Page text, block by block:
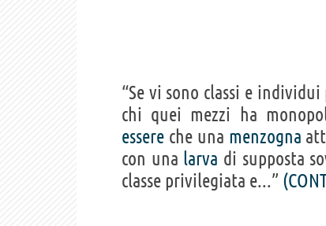
“Se vi sono classi e
chi quei mezzi ha
essere che una menzogna
con una larva di supposta
classe privilegiata e...”